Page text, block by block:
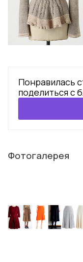
Понравилась
поделиться с
Фотогалерея